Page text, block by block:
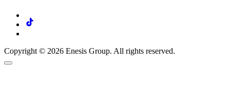
Copyright © 2026 Enesis Group. All rights reserved.